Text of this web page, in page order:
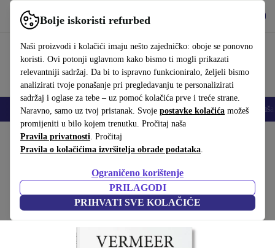
Bolje iskoristi refurbed
Naši proizvodi i kolačići imaju nešto zajedničko: oboje se ponovno
koristi. Ovi potonji uglavnom kako bismo ti mogli prikazati
relevantniji sadržaj. Da bi to ispravno funkcioniralo, željeli bismo
analizirati tvoje ponašanje pri pregledavanju te personalizirati
sadržaj i oglase za tebe – uz pomoć kolačića prve i treće strane.
Naravno, samo uz tvoj pristanak. Svoje postavke kolačića možeš
promijeniti u bilo kojem trenutku. Pročitaj naša
Pravila privatnosti. Pročitaj
Pravila o kolačićima izvršitelja obrade podataka.
Ograničeno korištenje
PRILAGODI
PRIHVATI SVE KOLAČIĆE
Koristi refurbed brzo i jednostavno
Mobiteli Prijenosna računala Tableti Pametni satovi Dodaci
Početna stranica Proizvodi Kućanstvo
Vermeer knjiga
Bijela
(Prikupljanje recenzija)